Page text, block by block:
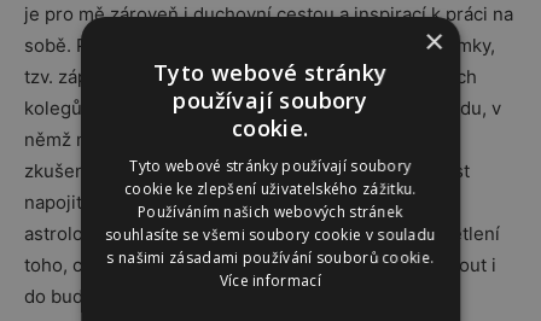
je pro mě zároveň i duchovní cestou a inspirací k práci na
sobě. Podoba horoskopu je však, až na drobné výjimky,
tzv. západní, tedy stejná jako u většiny mých zdejších
kolegů. Každý astrolog má svůj jedinečný styl výkladu, v
němž může vyjádřit svou životní filozofii, využít své
zkušenosti. U mě jde možná především o schopnost
napojit se na duši daného člověka, sdělit mu v
astrologickém jazyce symbolů její poselství a vysvětlení
toho, co se mu aktuálně děje, velmi zlehka nahlédnout i
do budoucnosti…
×
Tyto webové stránky
používají soubory
cookie.
Tyto webové stránky používají soubory
cookie ke zlepšení uživatelského zážitku.
Používáním našich webových stránek
souhlasíte se všemi soubory cookie v souladu
s našimi zásadami používání souborů cookie.
Více informací